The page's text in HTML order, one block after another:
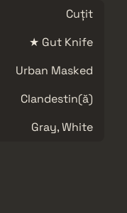
Cuțit
★ Gut Knife
Urban Masked
Clandestin(ă)
Gray, White